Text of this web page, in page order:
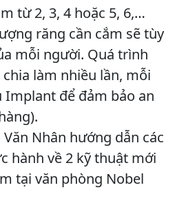
từ 2, 3, 4 hoặc 5, 6,…
răng cần cắm sẽ tùy
mỗi người. Quá trình
làm nhiều lần, mỗi
Implant để đảm bảo an
Văn Nhân hướng dẫn các
hành về 2 kỹ thuật mới
tại văn phòng Nobel